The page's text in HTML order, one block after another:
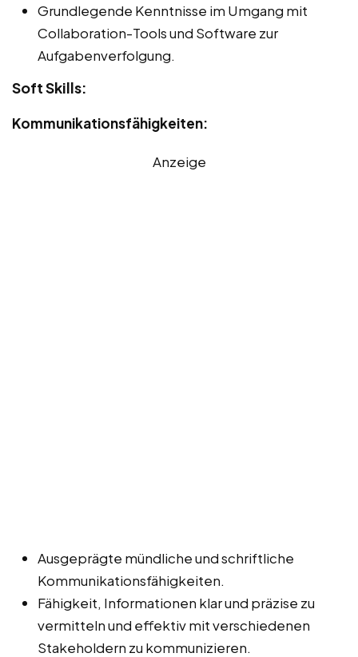
Grundlegende Kenntnisse im Umgang mit
Collaboration-Tools und Software zur
Aufgabenverfolgung.
Soft Skills:
Kommunikationsfähigkeiten:
Anzeige
Ausgeprägte mündliche und schriftliche
Kommunikationsfähigkeiten.
Fähigkeit, Informationen klar und präzise zu
vermitteln und effektiv mit verschiedenen
Stakeholdern zu kommunizieren.